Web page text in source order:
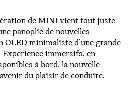
de MINI vient tout juste
panoplie de nouvelles
OLED minimaliste d’une grande
immersifs, en
à bord, la nouvelle
du plaisir de conduire.